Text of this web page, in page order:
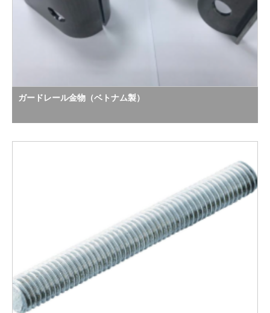
ガードレール金物（ベトナム製）